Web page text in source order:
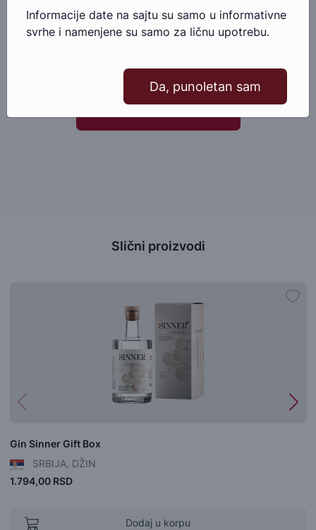
Ako imate bilo kakva pitanja ili nedoumice u vezi ovog
proizvoda, slobodno nam se obratite.
Pošaljite email
Slični proizvodi
Gin Sinner Gift Box
SRBIJA, DŽIN
1.794,00 RSD
Dodaj u korpu
Informacije date na sajtu su samo u informativne
svrhe i namenjene su samo za ličnu upotrebu.
Da, punoletan sam